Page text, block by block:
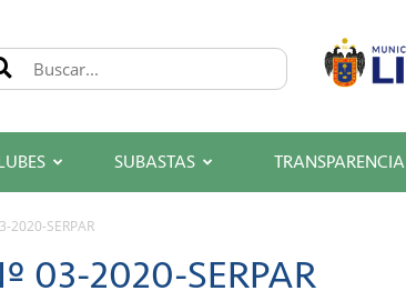
SUBASTAS TRANSPARENCIA
2020-SERPAR
03-2020-SERPAR